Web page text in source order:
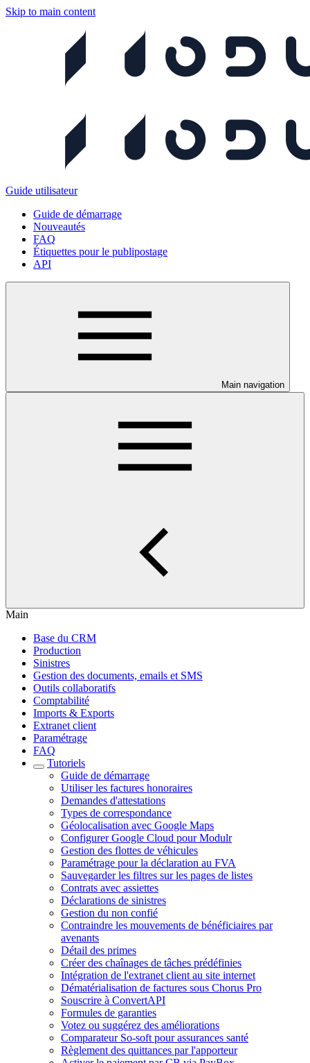
Skip to main content
Guide utilisateur
Guide de démarrage
Nouveautés
FAQ
Étiquettes pour le publipostage
API
Main navigation
Main
Base du CRM
Production
Sinistres
Gestion des documents, emails et SMS
Outils collaboratifs
Comptabilité
Imports & Exports
Extranet client
Paramétrage
FAQ
Tutoriels
Guide de démarrage
Utiliser les factures honoraires
Demandes d'attestations
Types de correspondance
Géolocalisation avec Google Maps
Configurer Google Cloud pour Modulr
Gestion des flottes de véhicules
Paramétrage pour la déclaration au FVA
Sauvegarder les filtres sur les pages de listes
Contrats avec assiettes
Déclarations de sinistres
Gestion du non confié
Contraindre les mouvements de bénéficiaires par
avenants
Détail des primes
Créer des chaînages de tâches prédéfinies
Intégration de l'extranet client au site internet
Dématérialisation de factures sous Chorus Pro
Souscrire à ConvertAPI
Formules de garanties
Votez ou suggérez des améliorations
Comparateur So-soft pour assurances santé
Règlement des quittances par l'apporteur